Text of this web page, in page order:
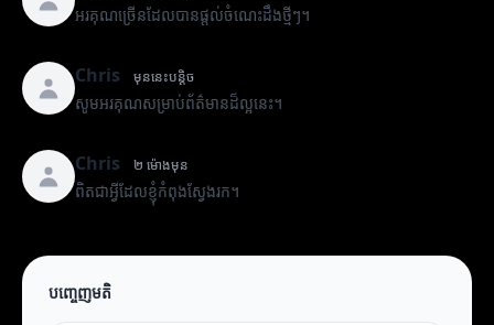
អរគុណច្រើនដែលបានផ្តល់ចំណេះដឹងថ្មីៗ។
Chris មុននេះបន្តិច
សូមអរគុណសម្រាប់ព័ត៌មានដ៏ល្អនេះ។
Chris ២ ម៉ោងមុន
ពិតជាអ្វីដែលខ្ញុំកំពុងស្វែងរក។
បញ្ចេញមតិ